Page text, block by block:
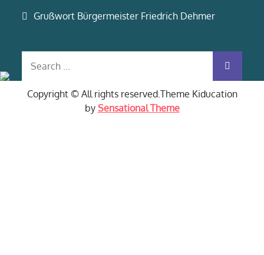
Grußwort Bürgermeister Friedrich Dehmer
Copyright © All rights reserved.Theme Kiducation
by Sensational Theme